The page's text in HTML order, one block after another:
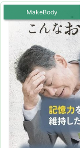
MakeBody